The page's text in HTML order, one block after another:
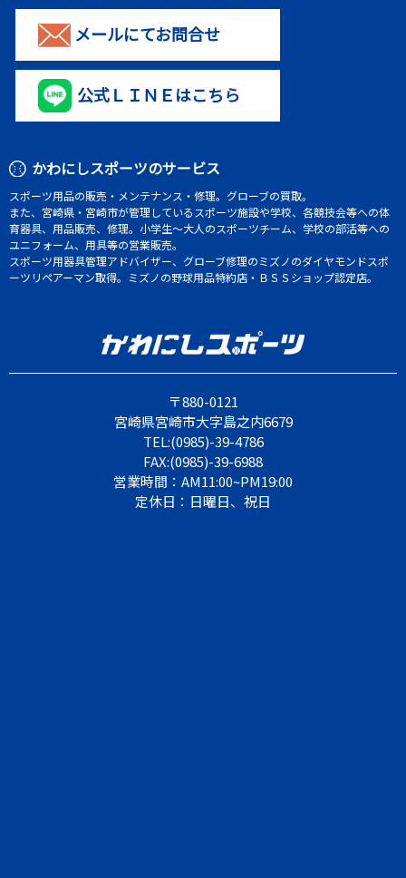
メールにてお問合せ
公式ＬＩＮＥはこちら
かわにしスポーツのサービス
スポーツ用品の販売・メンテナンス・修理。グローブの買取。
また、宮崎県・宮崎市が管理しているスポーツ施設や学校、各競技会等への体
育器具、用品販売、修理。小学生～大人のスポーツチーム、学校の部活等への
ユニフォーム、用具等の営業販売。
スポーツ用器具管理アドバイザー、グローブ修理のミズノのダイヤモンドスポ
ーツリペアーマン取得。ミズノの野球用品特約店・ＢＳＳショップ認定店。
〒880-0121
宮崎県宮崎市大字島之内6679
TEL:(0985)-39-4786
FAX:(0985)-39-6988
営業時間：AM11:00~PM19:00
定休日：日曜日、祝日